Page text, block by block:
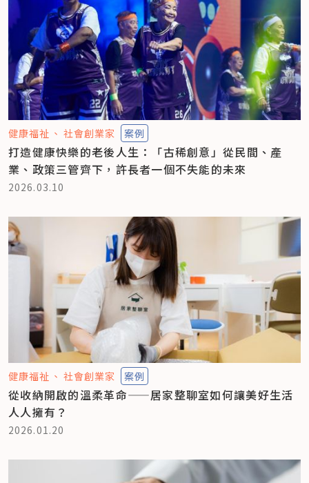
健康福祉 社會創業家 案例
打造健康快樂的老後人生：「古稀創意」從民間、產
業、政策三管齊下，許長者一個不失能的未來
2026.03.10
健康福祉 社會創業家 案例
從收納開啟的溫柔革命——居家整聊室如何讓美好生活
人人擁有？
2026.01.20